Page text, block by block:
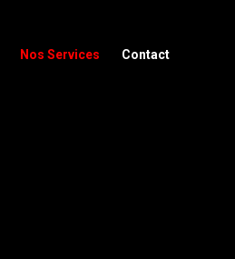
Nos Services Contact